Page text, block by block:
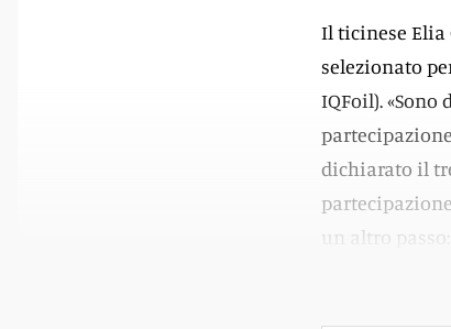
Il ticinese Elia
selezionato
IQFoil).
dichiarato il
un altro